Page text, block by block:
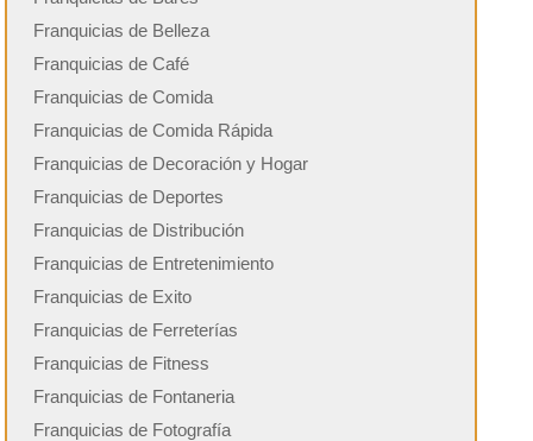
Franquicias de Belleza
Franquicias de Café
Franquicias de Comida
Franquicias de Comida Rápida
Franquicias de Decoración y Hogar
Franquicias de Deportes
Franquicias de Distribución
Franquicias de Entretenimiento
Franquicias de Exito
Franquicias de Ferreterías
Franquicias de Fitness
Franquicias de Fontaneria
Franquicias de Fotografía